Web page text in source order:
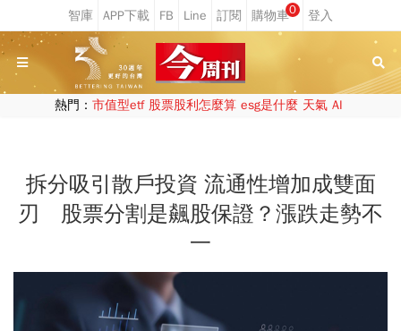
0
熱門： 市值型etf 股票股利怎麼算 esg是什麼 天氣 AI
拆分吸引散戶投資 流通性增加成雙面
刃 股票分割是飆股保證？漲跌走勢不
一